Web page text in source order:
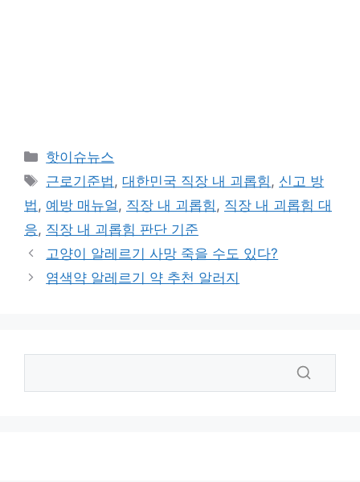
카
테
리
핫이슈뉴스
태
그
근로기준법 ,대한민국 직장 내 괴롭힘 , 신고 방
법 , 예방 매뉴얼 , 직장 내 괴롭힘 , 직장 내 괴롭힘 대
응, 직장 내 괴롭힘 판단 기준
고양이 알레르기 사망 죽을 수도 있다?
염색약 알레르기 약 추천 알러지